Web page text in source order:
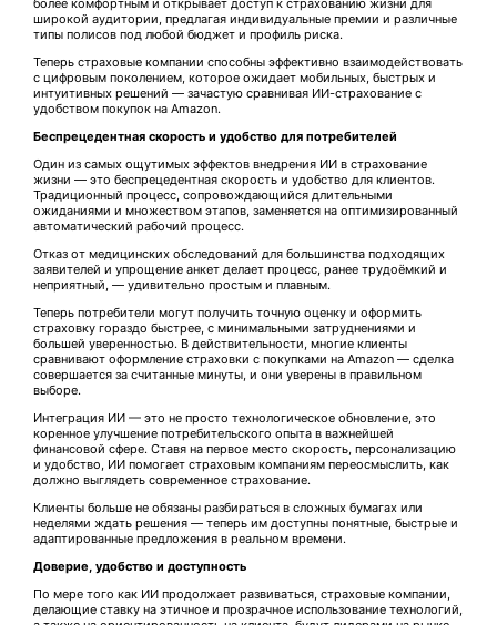
более комфортным и открывает доступ к страхованию жизни для
широкой аудитории, предлагая индивидуальные премии и различные
типы полисов под любой бюджет и профиль риска.
Теперь страховые компании способны эффективно взаимодействовать
с цифровым поколением, которое ожидает мобильных, быстрых и
интуитивных решений — зачастую сравнивая ИИ-страхование с
удобством покупок на Amazon.
Беспрецедентная скорость и удобство для потребителей
Один из самых ощутимых эффектов внедрения ИИ в страхование
жизни — это беспрецедентная скорость и удобство для клиентов.
Традиционный процесс, сопровождающийся длительными
ожиданиями и множеством этапов, заменяется на оптимизированный
автоматический рабочий процесс.
Отказ от медицинских обследований для большинства подходящих
заявителей и упрощение анкет делает процесс, ранее трудоёмкий и
неприятный, — удивительно простым и плавным.
Теперь потребители могут получить точную оценку и оформить
страховку гораздо быстрее, с минимальными затруднениями и
большей уверенностью. В действительности, многие клиенты
сравнивают оформление страховки с покупками на Amazon — сделка
совершается за считанные минуты, и они уверены в правильном
выборе.
Интеграция ИИ — это не просто технологическое обновление, это
коренное улучшение потребительского опыта в важнейшей
финансовой сфере. Ставя на первое место скорость, персонализацию
и удобство, ИИ помогает страховым компаниям переосмыслить, как
должно выглядеть современное страхование.
Клиенты больше не обязаны разбираться в сложных бумагах или
неделями ждать решения — теперь им доступны понятные, быстрые и
адаптированные предложения в реальном времени.
Доверие, удобство и доступность
По мере того как ИИ продолжает развиваться, страховые компании,
делающие ставку на этичное и прозрачное использование технологий,